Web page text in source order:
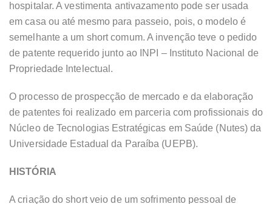
hospitalar. A vestimenta antivazamento pode ser usada
em casa ou até mesmo para passeio, pois, o modelo é
semelhante a um short comum. A invenção teve o pedido
de patente requerido junto ao INPI – Instituto Nacional de
Propriedade Intelectual.
O processo de prospecção de mercado e da elaboração
de patentes foi realizado em parceria com profissionais do
Núcleo de Tecnologias Estratégicas em Saúde (Nutes) da
Universidade Estadual da Paraíba (UEPB).
HISTÓRIA
A criação do short veio de um sofrimento pessoal de